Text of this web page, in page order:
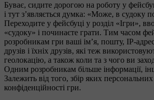
Буває, сидите дорогою на роботу у
і тут з’являється думка: «Може, в судоку
Переходите у фейсбуці у розділ «Ігри»,
«судоку» і починаєте грати. Тим часом
розробникам гри ваші ім’я, пошту, IP-
друзів і їхніх друзів, які теж
геолокацію, а також коли та з чого ви
Одним розробникам більше інформації,
Залежить від того, збір яких
конфіденційності гри.